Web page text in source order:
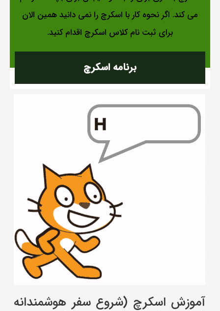
می کند. اگر نحوه کار با اسکرچ را نمی دانید همین الان
برای ثبت نام کلاس اسکرچ اقدام کنید.
برنامه اسکرچ
آموزش اسکرچ (شروع سفر هوشمندانه